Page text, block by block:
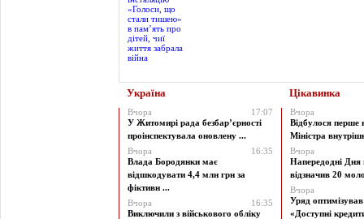
Україна Цікавинка
Вчора
17:07
У Житомирі рада безбар’єрності
проінспектувала оновлену ...
Вчора
16:35
Влада Бородянки має
відшкодувати 4,4 млн грн за
фіктивн ...
Вчора
16:35
Виключили з військового обліку
Вчора
Відбулося перше
Міністра
Вчора
Напередодні Дня
відзначив 20
Вчора
Уряд
«Доступні